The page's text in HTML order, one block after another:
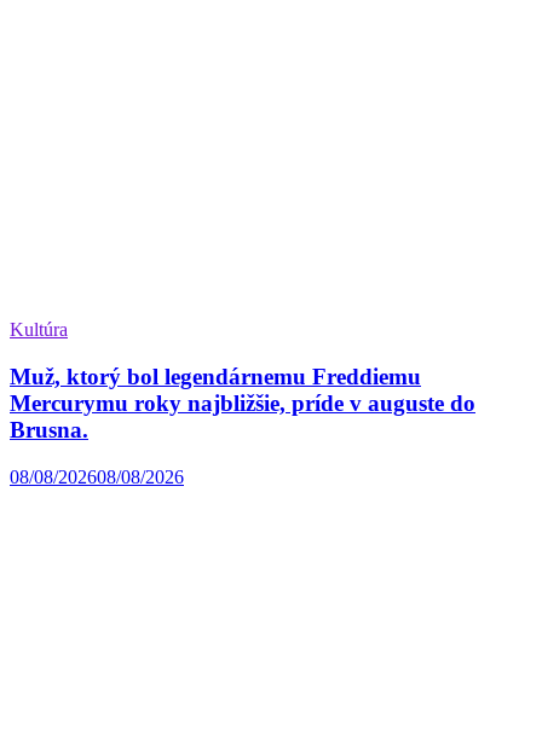
Kultúra
Muž, ktorý bol legendárnemu Freddiemu
Mercurymu roky najbližšie, príde v auguste do
Brusna.
08/08/202608/08/2026